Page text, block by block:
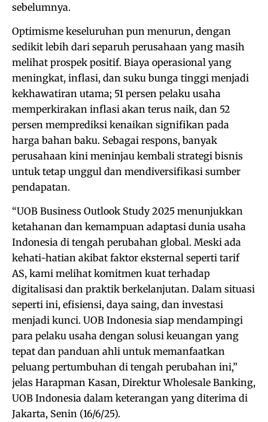
sebelumnya.
Optimisme keseluruhan pun menurun, dengan
sedikit lebih dari separuh perusahaan yang masih
melihat prospek positif. Biaya operasional yang
meningkat, inflasi, dan suku bunga tinggi menjadi
kekhawatiran utama; 51 persen pelaku usaha
memperkirakan inflasi akan terus naik, dan 52
persen memprediksi kenaikan signifikan pada
harga bahan baku. Sebagai respons, banyak
perusahaan kini meninjau kembali strategi bisnis
untuk tetap unggul dan mendiversifikasi sumber
pendapatan.
“UOB Business Outlook Study 2025 menunjukkan
ketahanan dan kemampuan adaptasi dunia usaha
Indonesia di tengah perubahan global. Meski ada
kehati-hatian akibat faktor eksternal seperti tarif
AS, kami melihat komitmen kuat terhadap
digitalisasi dan praktik berkelanjutan. Dalam situasi
seperti ini, efisiensi, daya saing, dan investasi
menjadi kunci. UOB Indonesia siap mendampingi
para pelaku usaha dengan solusi keuangan yang
tepat dan panduan ahli untuk memanfaatkan
peluang pertumbuhan di tengah perubahan ini,”
jelas Harapman Kasan, Direktur Wholesale Banking,
UOB Indonesia dalam keterangan yang diterima di
Jakarta, Senin (16/6/25).